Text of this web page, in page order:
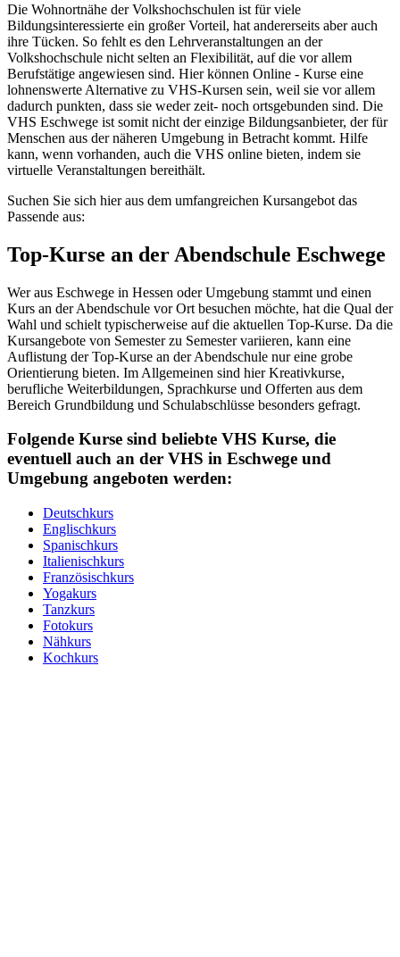
Die Wohnortnähe der Volkshochschulen ist für viele
Bildungsinteressierte ein großer Vorteil, hat andererseits aber auch
ihre Tücken. So fehlt es den Lehrveranstaltungen an der
Volkshochschule nicht selten an Flexibilität, auf die vor allem
Berufstätige angewiesen sind. Hier können Online - Kurse eine
lohnenswerte Alternative zu VHS-Kursen sein, weil sie vor allem
dadurch punkten, dass sie weder zeit- noch ortsgebunden sind. Die
VHS Eschwege ist somit nicht der einzige Bildungsanbieter, der für
Menschen aus der näheren Umgebung in Betracht kommt. Hilfe
kann, wenn vorhanden, auch die VHS online bieten, indem sie
virtuelle Veranstaltungen bereithält.
Suchen Sie sich hier aus dem umfangreichen Kursangebot das
Passende aus:
Top-Kurse an der Abendschule Eschwege
Wer aus Eschwege in Hessen oder Umgebung stammt und einen
Kurs an der Abendschule vor Ort besuchen möchte, hat die Qual der
Wahl und schielt typischerweise auf die aktuellen Top-Kurse. Da die
Kursangebote von Semester zu Semester variieren, kann eine
Auflistung der Top-Kurse an der Abendschule nur eine grobe
Orientierung bieten. Im Allgemeinen sind hier Kreativkurse,
berufliche Weiterbildungen, Sprachkurse und Offerten aus dem
Bereich Grundbildung und Schulabschlüsse besonders gefragt.
Folgende Kurse sind beliebte VHS Kurse, die
eventuell auch an der VHS in Eschwege und
Umgebung angeboten werden:
Deutschkurs
Englischkurs
Spanischkurs
Italienischkurs
Französischkurs
Yogakurs
Tanzkurs
Fotokurs
Nähkurs
Kochkurs